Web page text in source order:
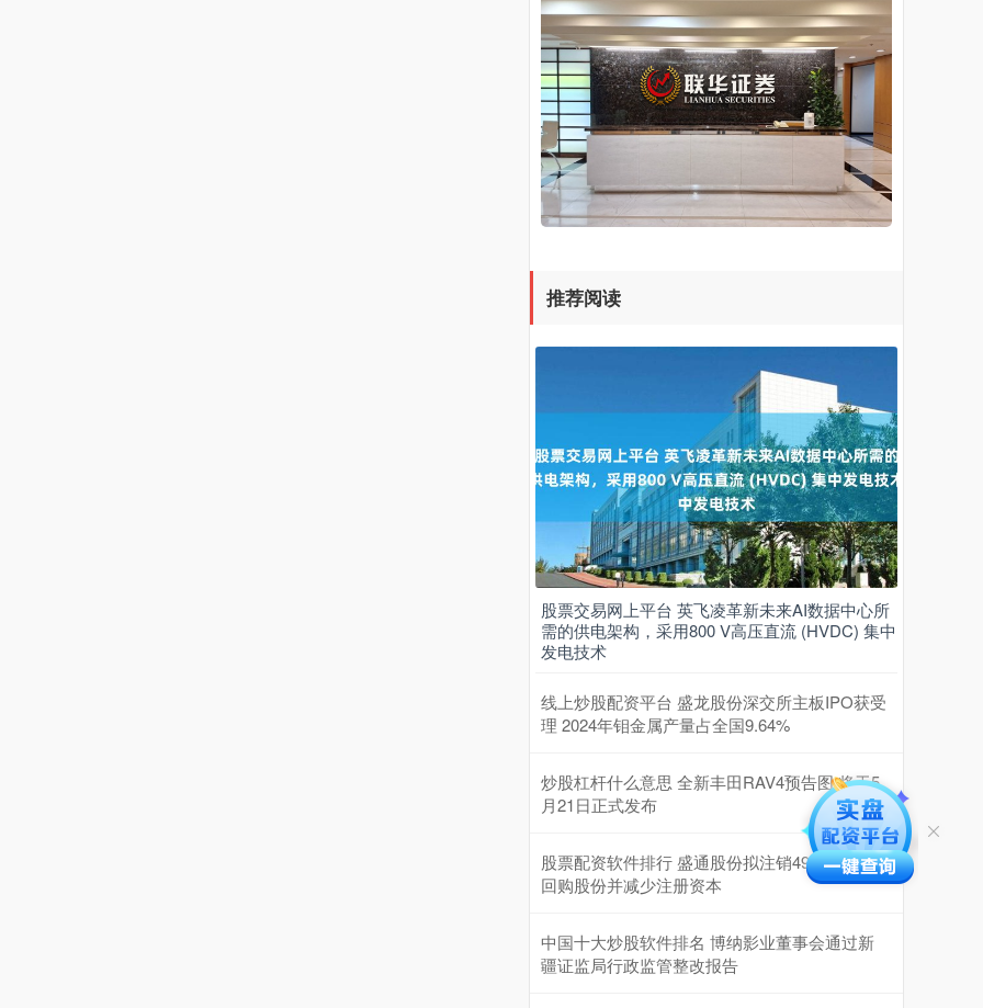
推荐阅读
股票交易网上平台 英飞凌革新未来AI数据中心所
需的供电架构，采用800 V高压直流 (HVDC) 集中
发电技术
线上炒股配资平台 盛龙股份深交所主板IPO获受
理 2024年钼金属产量占全国9.64%
炒股杠杆什么意思 全新丰田RAV4预告图 将于5
月21日正式发布
股票配资软件排行 盛通股份拟注销490.69万股
回购股份并减少注册资本
中国十大炒股软件排名 博纳影业董事会通过新
疆证监局行政监管整改报告